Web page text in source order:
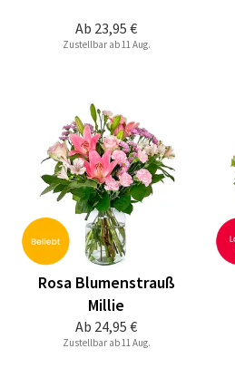
Ab 23,95 €
Zustellbar ab 11 Aug.
Ab 24,95 €
Rosa Blumenstrauß
Millie
Zustellbar ab 11 Aug.